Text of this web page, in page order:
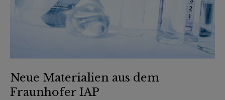
Neue Materialien aus dem
Fraunhofer IAP